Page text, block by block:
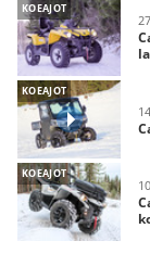
KOEAJOT
KOEAJOT
KOEAJOT